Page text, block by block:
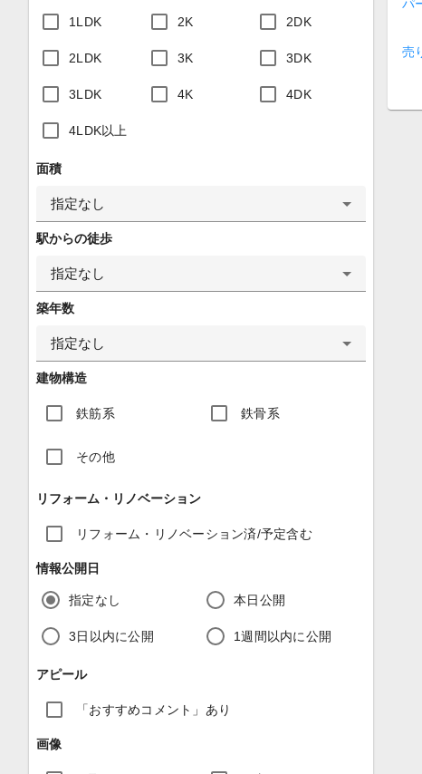
1LDK 2K 2DK
2LDK 3K 3DK
3LDK 4K 4DK
4LDK以上
面積
指定なし
駅からの徒歩
指定なし
築年数
指定なし
建物構造
鉄筋系 鉄骨系
その他
リフォーム・リノベーション
リフォーム・リノベーション済/予定含む
情報公開日
指定なし 本日公開
3日以内に公開 1週間以内に公開
アピール
「おすすめコメント」あり
画像
パ
売